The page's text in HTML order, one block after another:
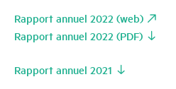
Rapport annuel 2022 (web)
Rapport annuel 2022 (PDF)
Rapport annuel 2021